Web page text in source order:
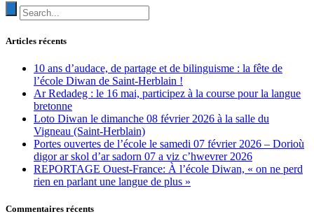
Articles récents
10 ans d’audace, de partage et de bilinguisme : la fête de
l’école Diwan de Saint-Herblain !
Ar Redadeg : le 16 mai, participez à la course pour la langue
bretonne
Loto Diwan le dimanche 08 février 2026 à la salle du
Vigneau (Saint-Herblain)
Portes ouvertes de l’école le samedi 07 février 2026 – Dorioù
digor ar skol d’ar sadorn 07 a viz c’hwevrer 2026
REPORTAGE Ouest-France: À l’école Diwan, « on ne perd
rien en parlant une langue de plus »
Commentaires récents